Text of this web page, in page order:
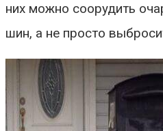
них можно соорудить
шин, а не просто